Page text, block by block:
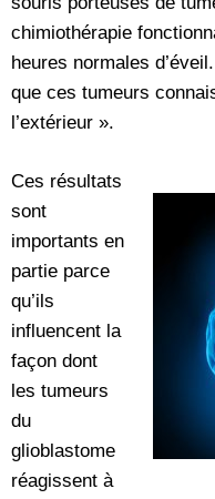
chimiothérapie
heures normales
que ces tumeurs
l’extérieur ».
Ces résultats
sont
importants en
partie parce
qu’ils
influencent la
façon dont
les tumeurs
du
glioblastome
réagissent à